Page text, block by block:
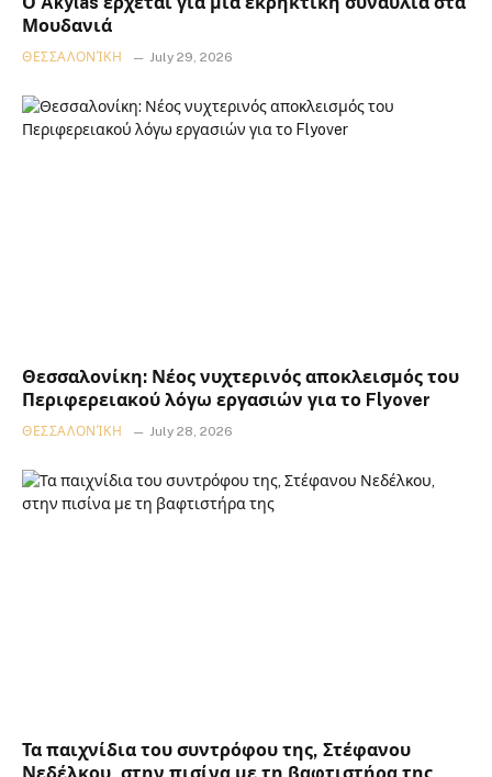
Μουδανιά
ΘΕΣΣΑΛΟΝΊΚΗ July 29, 2026
Θεσσαλονίκη: Νέος νυχτερινός αποκλεισμός του
Περιφερειακού λόγω εργασιών για το Flyover
ΘΕΣΣΑΛΟΝΊΚΗ July 28, 2026
Τα παιχνίδια του συντρόφου της, Στέφανου